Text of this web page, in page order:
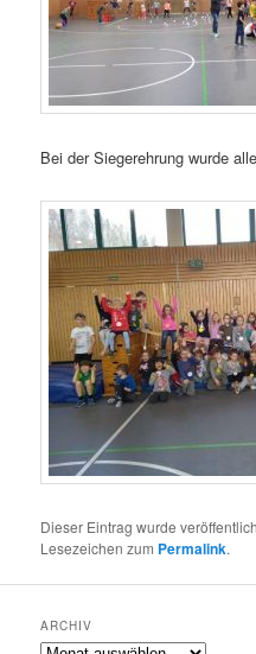
Bei der Siegerehrung wurde
Dieser Eintrag wurde
Lesezeichen zum Permalink.
ARCHIV